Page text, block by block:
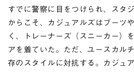
すでに警察に目をつけられ、スタ
からこそ、カジュアルズはブーツ
く、トレーナーズ（スニーカー）
アを着ていた。ただ、ユースカル
存のスタイルに対抗する。カジュ